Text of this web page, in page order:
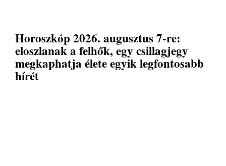
Horoszkóp 2026. augusztus 7-re:
eloszlanak a felhők, egy csillagjegy
megkaphatja élete egyik legfontosabb
hírét